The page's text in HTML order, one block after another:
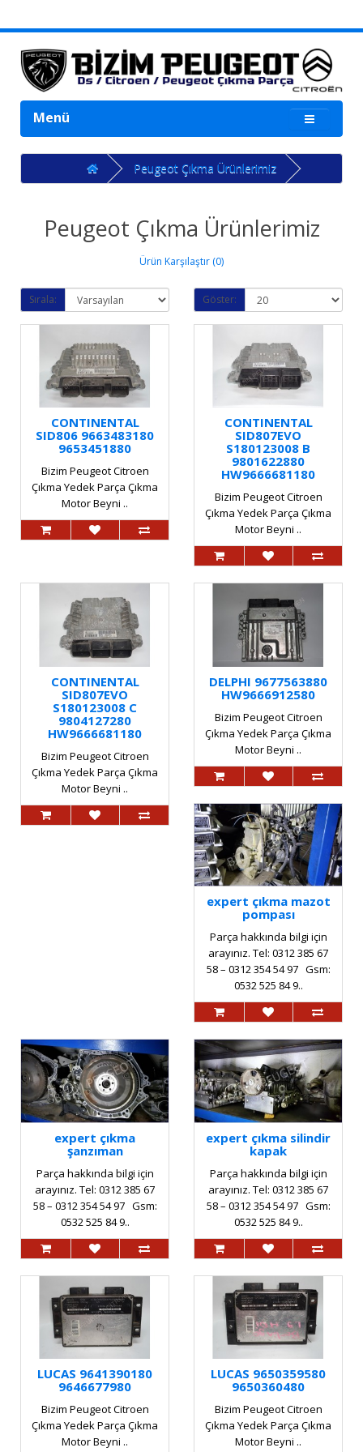
Menü
Peugeot Çıkma Ürünlerimiz
Peugeot Çıkma Ürünlerimiz
Ürün Karşılaştır (0)
Sırala: Göster:
CONTINENTAL
SID806 9663483180
9653451880
Bizim Peugeot Citroen
Çıkma Yedek Parça Çıkma
Motor Beyni ..
CONTINENTAL
SID807EVO
S180123008 B
9801622880
HW9666681180
Bizim Peugeot Citroen
Çıkma Yedek Parça Çıkma
Motor Beyni ..
CONTINENTAL
SID807EVO
S180123008 C
9804127280
HW9666681180
Bizim Peugeot Citroen
Çıkma Yedek Parça Çıkma
Motor Beyni ..
DELPHI 9677563880
HW9666912580
Bizim Peugeot Citroen
Çıkma Yedek Parça Çıkma
Motor Beyni ..
expert çıkma mazot
pompası
Parça hakkında bilgi için
arayınız. Tel: 0312 385 67
58 – 0312 354 54 97 Gsm:
0532 525 84 9..
expert çıkma
şanzıman
Parça hakkında bilgi için
arayınız. Tel: 0312 385 67
58 – 0312 354 54 97 Gsm:
0532 525 84 9..
expert çıkma silindir
kapak
Parça hakkında bilgi için
arayınız. Tel: 0312 385 67
58 – 0312 354 54 97 Gsm:
0532 525 84 9..
LUCAS 9641390180
9646677980
Bizim Peugeot Citroen
Çıkma Yedek Parça Çıkma
Motor Beyni ..
LUCAS 9650359580
9650360480
Bizim Peugeot Citroen
Çıkma Yedek Parça Çıkma
Motor Beyni ..